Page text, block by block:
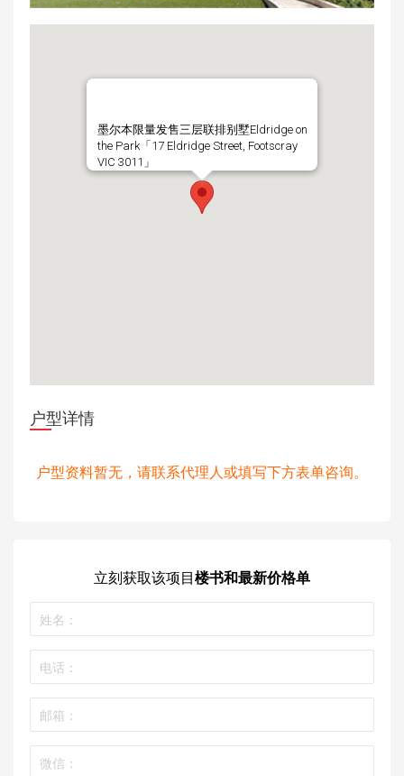
墨尔本限量发售三层联排别墅Eldridge on
the Park「17 Eldridge Street, Footscray
VIC 3011」
户型详情
户型资料暂无，请联系代理人或填写下方表单咨询。
立刻获取该项目楼书和最新价格单